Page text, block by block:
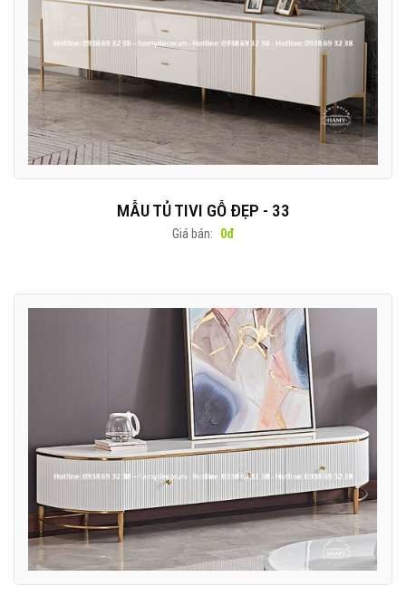
MẪU TỦ TIVI GỖ ĐẸP - 33
Giá bán: 0đ